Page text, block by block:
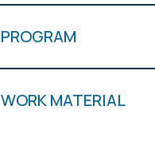
PROGRAM
WORK MATERIAL